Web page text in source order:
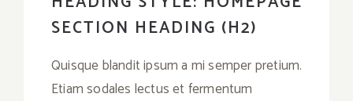
SECTION HEADING (H2)
Quisque blandit ipsum a mi semper pretium.
Etiam sodales lectus et fermentum